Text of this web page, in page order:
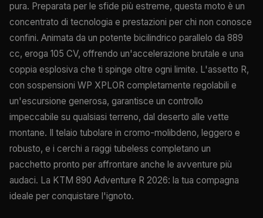
pura. Preparata per le sfide più estreme, questa moto è un
concentrato di tecnologia e prestazioni per chi non conosce
confini. Animata da un potente bicilindrico parallelo da 889
cc, eroga 105 CV, offrendo un'accelerazione brutale e una
coppia esplosiva che ti spinge oltre ogni limite. L'assetto R,
con sospensioni WP XPLOR completamente regolabili e
un'escursione generosa, garantisce un controllo
impeccabile su qualsiasi terreno, dal deserto alle vette
montane. Il telaio tubolare in cromo-molibdeno, leggero e
robusto, e i cerchi a raggi tubeless completano un
pacchetto pronto per affrontare anche le avventure più
audaci. La KTM 890 Adventure R 2026: la tua compagna
ideale per conquistare l'ignoto.